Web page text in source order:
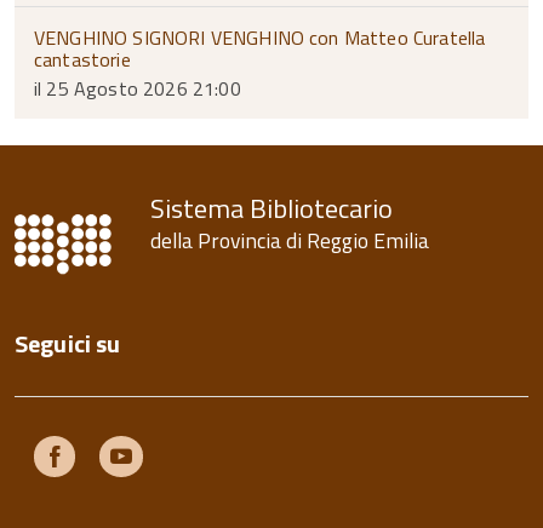
VENGHINO SIGNORI VENGHINO con Matteo Curatella
cantastorie
il 25 Agosto 2026 21:00
Sistema Bibliotecario
della Provincia di Reggio Emilia
Seguici su
Facebook